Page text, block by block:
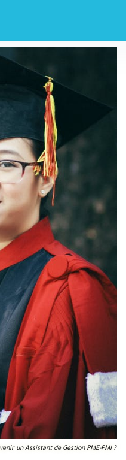
un Assistant de Gestion PME-PMI ?